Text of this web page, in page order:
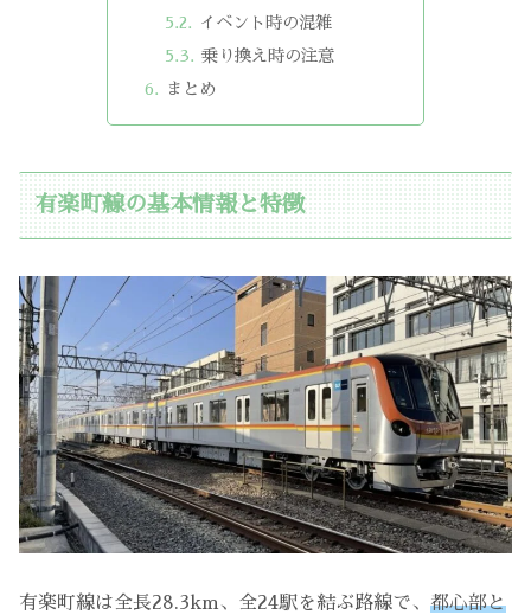
イベント時の混雑
乗り換え時の注意
まとめ
有楽町線の基本情報と特徴
有楽町線は全長28.3km、全24駅を結ぶ路線で、 都心部と